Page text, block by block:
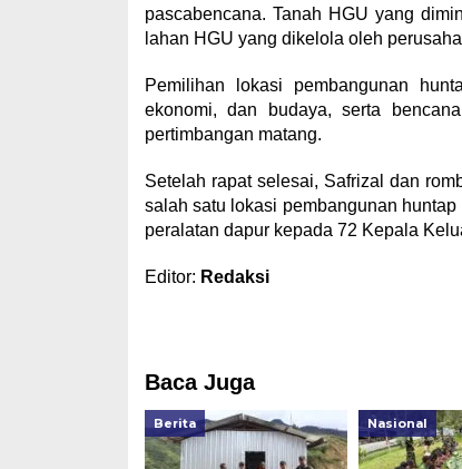
pascabencana. Tanah HGU yang
lahan HGU yang dikelola oleh
Pemilihan lokasi pembangunan
ekonomi, dan budaya, serta
pertimbangan matang.
Setelah rapat selesai, Safrizal dan
salah satu lokasi pembangunan
peralatan dapur kepada 72 Kepala
Editor: Redaksi
Baca Juga
Berita Nasional